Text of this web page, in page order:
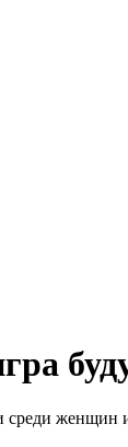
среди женщин